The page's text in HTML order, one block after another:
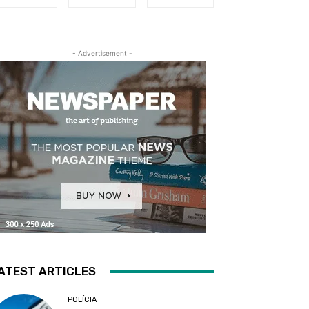
- Advertisement -
ARTICLES
POLÍCIA